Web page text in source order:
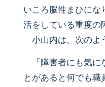
いころ脳性まひにな
活をしている重度の
小山内は、次のよ
「障害者にも気に
とがあると何でも職